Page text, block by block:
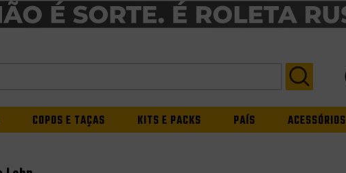
COPOS E TAÇAS KITS E PACKS PAÍS ACESSÓRIOS